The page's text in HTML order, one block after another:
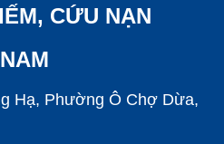
CỨU NẠN
Hạ, Phường Ô Chợ Dừa,